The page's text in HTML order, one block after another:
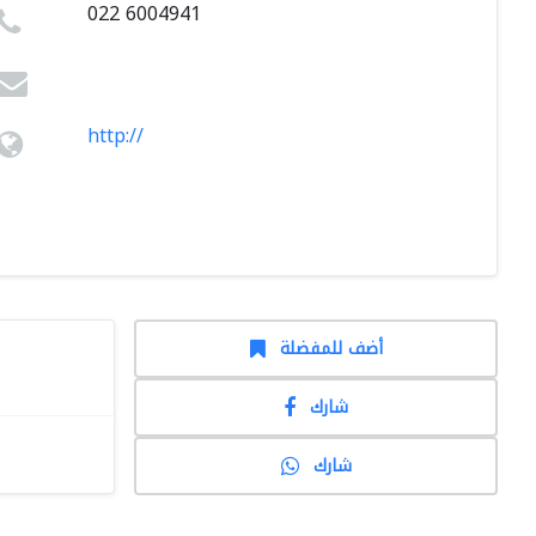
022 6004941
http://
أضف للمفضلة
شارك
شارك